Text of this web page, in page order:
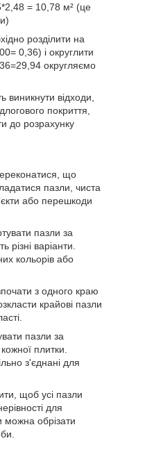
= 10,78 м² (це
розділити на
0,36) і округлити
округляємо
відходи,
покриття,
до розрахунку
що
пазли, чиста
або перешкоди
пазли за
варіанти.
кольорів або
з одного краю
крайові пазли
пазли за
плитки.
з'єднані для
щоб усі пазли
для
можна обрізати